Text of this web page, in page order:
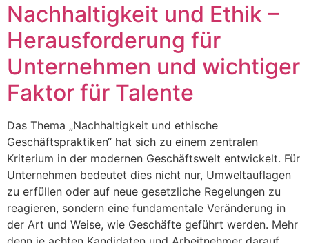
Nachhaltigkeit und Ethik –
Herausforderung für
Unternehmen und wichtiger
Faktor für Talente
Das Thema „Nachhaltigkeit und ethische
Geschäftspraktiken“ hat sich zu einem zentralen
Kriterium in der modernen Geschäftswelt entwickelt. Für
Unternehmen bedeutet dies nicht nur, Umweltauflagen
zu erfüllen oder auf neue gesetzliche Regelungen zu
reagieren, sondern eine fundamentale Veränderung in
der Art und Weise, wie Geschäfte geführt werden. Mehr